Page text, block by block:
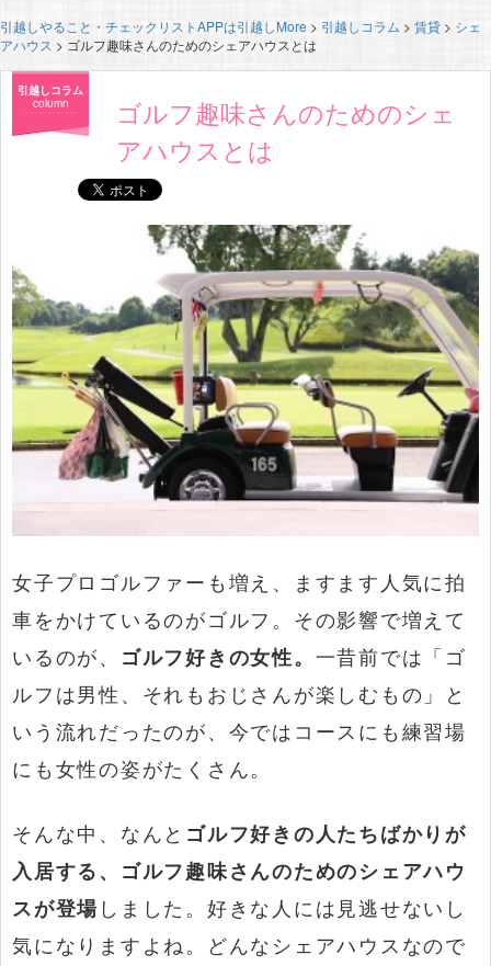
引越しやること・チェックリストAPPは引越しMore > 引越しコラム > 賃貸 > シェ
アハウス > ゴルフ趣味さんのためのシェアハウスとは
引越しコラム
column
ゴルフ趣味さんのためのシェ
アハウスとは
女子プロゴルファーも増え、ますます人気に拍
車をかけているのがゴルフ。その影響で増えて
いるのが、 ゴルフ好きの女性。 一昔前では「ゴ
ルフは男性、それもおじさんが楽しむもの」と
いう流れだったのが、今ではコースにも練習場
にも女性の姿がたくさん。
そんな中、なんと ゴルフ好きの人たちばかりが
入居する、ゴルフ趣味さんのためのシェアハウ
スが登場 しました。好きな人には見逃せないし
気になりますよね。どんなシェアハウスなので